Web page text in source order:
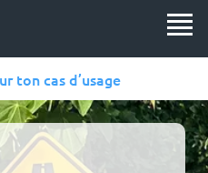
ton cas d’usage